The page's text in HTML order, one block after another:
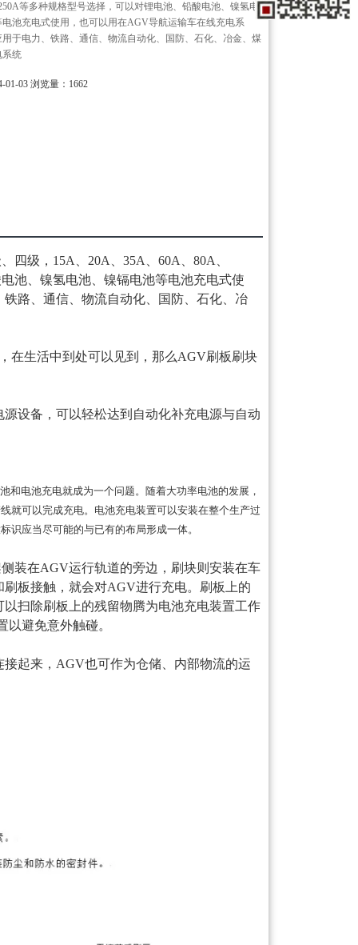
等多种规格型号选择，可以对锂电池、铅酸电池、镍氢电
池充电式使用，也可以用在AGV导航运输车在线充电系
于电力、铁路、通信、物流自动化、国防、石化、冶金、煤
系统
01-03 浏览量：1662
四级，15A、20A、35A、60A、80A、
池、镍氢电池、镍镉电池等电池充电式使
路、通信、物流自动化、国防、石化、冶
在生活中到处可以见到，那么AGV刷板刷块
设备，可以轻松达到自动化补充电源与自动
和电池充电就成为一个问题。随着大功率电池的发展，
就可以完成充电。电池充电装置可以安装在整个生产过
识应当尽可能的与已有的布局形成一体。
装在AGV运行轨道的旁边，刷块则安装在车
板接触，就会对AGV进行充电。刷板上的
扫除刷板上的残留物腾为电池充电装置工作
避免意外触碰。
起来，AGV也可作为仓储、内部物流的运